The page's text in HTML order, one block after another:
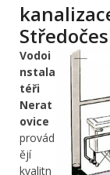
Vodoi
nstala
téři
Nerat
ovice
provád
ějí
kvalitn